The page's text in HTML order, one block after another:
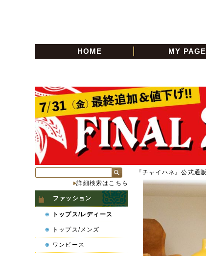
HOME MY PAGE
『チャイハネ』公式通販
詳細検索はこちら
ファッション
トップス/レディース
トップス/メンズ
ワンピース